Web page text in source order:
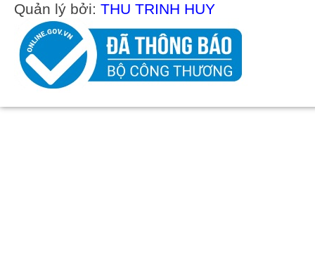
Quản lý bởi: THU TRINH HUY